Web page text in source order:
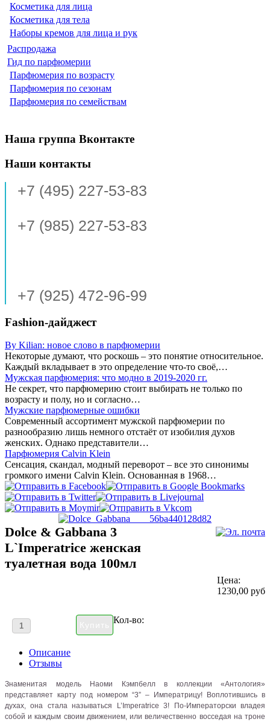
Косметика для лица
Косметика для тела
Наборы кремов для лица и рук
Распродажа
Гид по парфюмерии
Парфюмерия по возрасту
Парфюмерия по сезонам
Парфюмерия по семействам
Наша группа Вконтакте
Наши контакты
+7 (495) 227-53-83
+7 (985) 227-53-83
+7 (925) 472-96-99
Fashion-дайджест
By Kilian: новое слово в парфюмерии
Некоторые думают, что роскошь – это понятие относительное.
Каждый вкладывает в это определение что-то своё,…
Мужская парфюмерия: что модно в 2019-2020 гг.
Не секрет, что парфюмерию стоит выбирать не только по
возрасту и полу, но и согласно…
Мужские парфюмерные ошибки
Современный ассортимент мужской парфюмерии по
разнообразию лишь немного отстаёт от изобилия духов
женских. Однако представители…
Парфюмерия Calvin Klein
Сенсация, скандал, модный переворот – все это синонимы
громкого имени Calvin Klein. Основанная в 1968…
Dolce & Gabbana 3
L`Imperatrice женская
туалетная вода 100мл
Цена:
1230,00 руб
Кол-во:
Описание
Отзывы
Знаменитая модель Наоми Кэмпбелл в коллекции «Антология»
представляет карту под номером “3” – Императрицу! Воплотившись в
духах, она стала называться L’Imperatrice 3! По-Императорски владея
собой и каждым своим движением, или величественно восседая на троне